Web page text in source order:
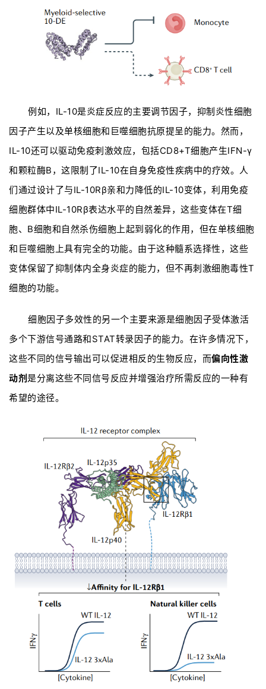
医
学
床
转
化
会
动
关
于
登录 注册
例如，IL-10是炎症反应的主要调节因子，抑制炎性细胞
因子产生以及单核细胞和巨噬细胞抗原提呈的能力。然而，
IL-10还可以驱动免疫刺激效应，包括CD8+T细胞产生IFN-γ
和颗粒酶B，这限制了IL-10在自身免疫性疾病中的疗效。人
们通过设计了与IL-10Rβ亲和力降低的IL-10变体，利用免疫
细胞群体中IL-10Rβ表达水平的自然差异，这些变体在T细
胞、B细胞和自然杀伤细胞上起到弱化的作用，但在单核细胞
和巨噬细胞上具有完全的功能。由于这种髓系选择性，这些
变体保留了抑制体内全身炎症的能力，但不再刺激细胞毒性T
细胞的功能。
细胞因子多效性的另一个主要来源是细胞因子受体激活
多个下游信号通路和STAT转录因子的能力。在许多情况下，
这些不同的信号输出可以促进相反的生物反应，而偏向性激
动剂是分离这些不同信号反应并增强治疗所需反应的一种有
希望的途径。